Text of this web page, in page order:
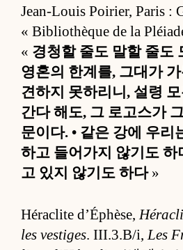
Jean-Louis Poirier, Paris :
« Bibliothèque de la
« 경청할 줄도 말할 줄도
영혼의 한계를, 그대가
견하지 못하리니, 설령
간다 해도, 그 로고스가
문이다. • 같은 강에 우리
하고 들어가지 않기도 하
고 있지 않기도 하다»
Héraclite d’Éphèse,
les vestiges. III.3.B/i,Les